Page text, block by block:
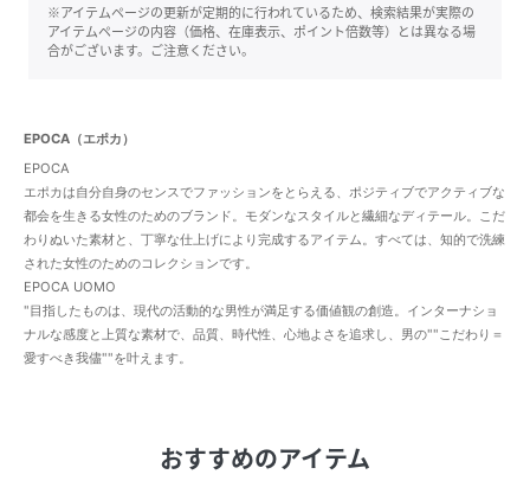
※アイテムページの更新が定期的に行われているため、検索結果が実際の
アイテムページの内容（価格、在庫表示、ポイント倍数等）とは異なる場
合がございます。ご注意ください。
EPOCA（エポカ）
EPOCA
エポカは自分自身のセンスでファッションをとらえる、ポジティブでアクティブな
都会を生きる女性のためのブランド。モダンなスタイルと繊細なディテール。こだ
わりぬいた素材と、丁寧な仕上げにより完成するアイテム。すべては、知的で洗練
された女性のためのコレクションです。
EPOCA UOMO
"目指したものは、現代の活動的な男性が満足する価値観の創造。インターナショ
ナルな感度と上質な素材で、品質、時代性、心地よさを追求し、男の""こだわり＝
愛すべき我儘""を叶えます。
おすすめのアイテム